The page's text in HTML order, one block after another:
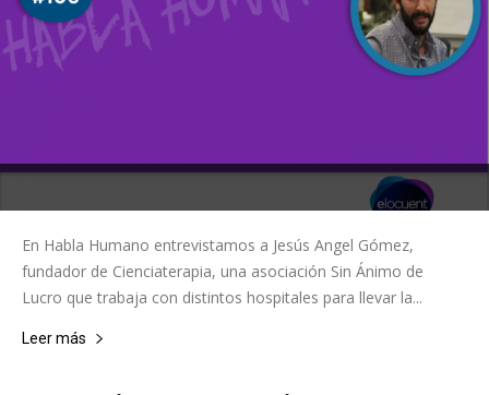
En Habla Humano entrevistamos a Jesús Angel Gómez,
fundador de Cienciaterapia, una asociación Sin Ánimo de
Lucro que trabaja con distintos hospitales para llevar la...
Leer más